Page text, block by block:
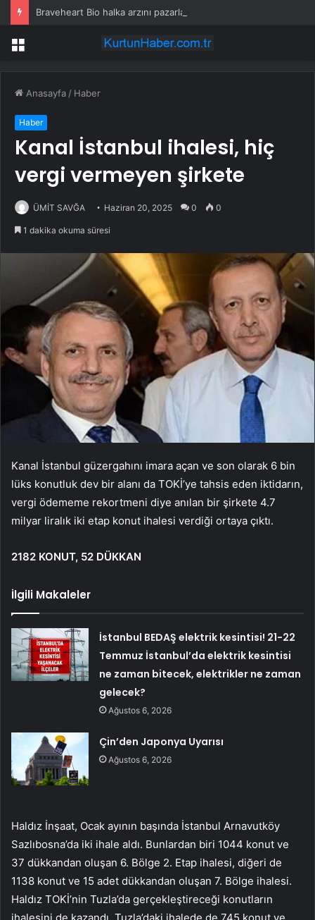
Menü
Anasayfa / Haber
Haber
Kanal İstanbul ihalesi, hiç
vergi vermeyen şirkete
ÜMİT SAVĞA Haziran 20, 2025 0 0
1 dakika okuma süresi
Kanal İstanbul güzergahını imara açan ve son olarak 6 bin
lüks konutluk dev bir alanı da TOKİ’ye tahsis eden iktidarın,
vergi ödememe rekortmeni diye anılan bir şirkete 4.7
milyar liralık iki etap konut ihalesi verdiği ortaya çıktı.
2182 KONUT, 52 DÜKKAN
İlgili Makaleler
İstanbul BEDAŞ elektrik kesintisi! 21-22
Temmuz İstanbul’da elektrik kesintisi
ne zaman bitecek, elektrikler ne zaman
gelecek?
Ağustos 6, 2026
Çin’den Japonya Uyarısı
Ağustos 6, 2026
Haldız İnşaat, Ocak ayının başında İstanbul Arnavutköy
Sazlıbosna’da iki ihale aldı. Bunlardan biri 1044 konut ve
37 dükkandan oluşan 6. Bölge 2. Etap ihalesi, diğeri de
1138 konut ve 15 adet dükkandan oluşan 7. Bölge ihalesi.
Haldız TOKİ’nin Tuzla’da gerçekleştireceği konutların